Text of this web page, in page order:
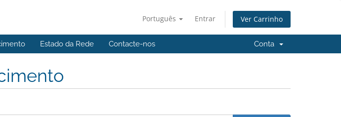
Português Entrar Ver Carrinho
Estado da Rede Contacte-nos Conta